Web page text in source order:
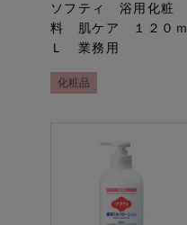
ソフティ 浴用化粧
料 肌ケア １２０ｍ
Ｌ 業務用
化粧品